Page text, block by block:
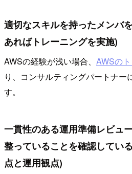
適切なスキルを持ったメンバ
あればトレーニングを実施)
AWSの経験が浅い場合、 AWSの
り、コンサルティングパートナー
す。
一貫性のある運用準備レビュ
整っていることを確認してい
点と運用観点)